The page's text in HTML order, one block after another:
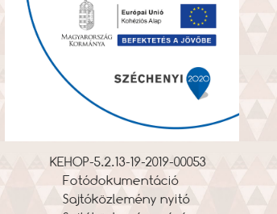
KEHOP-5.2.13-19-2019-00053
Fotódokumentáció
Sajtóközlemény nyitó